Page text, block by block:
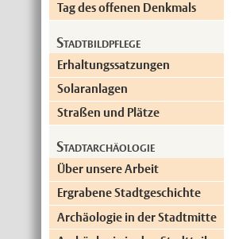
Tag des offenen Denkmals
Stadtbildpflege
Erhaltungssatzungen
Solaranlagen
Straßen und Plätze
Stadtarchäologie
Über unsere Arbeit
Ergrabene Stadtgeschichte
Archäologie in der Stadtmitte